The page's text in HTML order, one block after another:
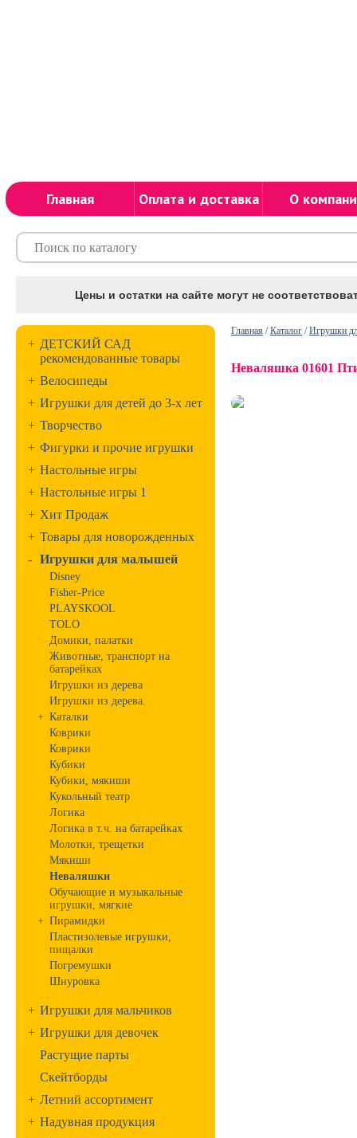
Главная Оплата и доставка О
Цены и остатки на сайте могут не
+ ДЕТСКИЙ САД
рекомендованные товары
+ Велосипеды
+ Игрушки для детей до 3-х лет
+ Творчество
+ Фигурки и прочие игрушки
+ Настольные игры
+ Настольные игры 1
+ Хит Продаж
+ Товары для новорожденных
- Игрушки для малышей
Disney
Fisher-Price
PLAYSKOOL
TOLO
Домики, палатки
Животные, транспорт на
батарейках
Игрушки из дерева
Игрушки из дерева.
+ Каталки
Коврики
Коврики
Кубики
Кубики, мякиши
Кукольный театр
Логика
Логика в т.ч. на батарейках
Молотки, трещетки
Мякиши
Неваляшки
Обучающие и музыкальные
игрушки, мягкие
+ Пирамидки
Пластизолевые игрушки,
пищалки
Погремушки
Шнуровка
+ Игрушки для мальчиков
+ Игрушки для девочек
Растущие парты
Скейтборды
+ Летний ассортимент
+ Надувная продукция
Главная /Каталог /Игрушки
Неваляшка 01601